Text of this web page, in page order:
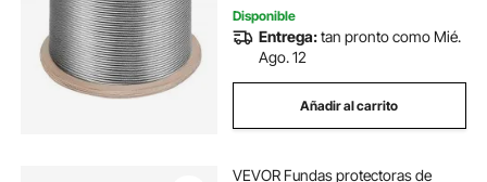
Disponible
Entrega:tan pronto como Mié.
Ago. 12
Añadir al carrito
VEVOR Fundas protectoras de